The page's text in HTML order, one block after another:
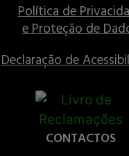
Política de
e Proteção de
Declaração de
CONTACTOS